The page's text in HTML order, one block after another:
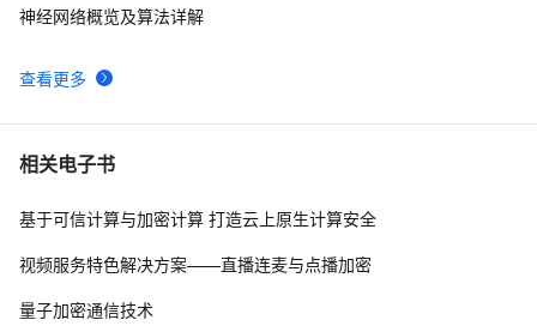
查看更多
神经网络概览及算法详解
相关电子书
基于可信计算与加密计算 打造云上原生计算安全
视频服务特色解决方案——直播连麦与点播加密
量子加密通信技术